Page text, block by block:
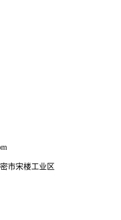
市宋楼工业区